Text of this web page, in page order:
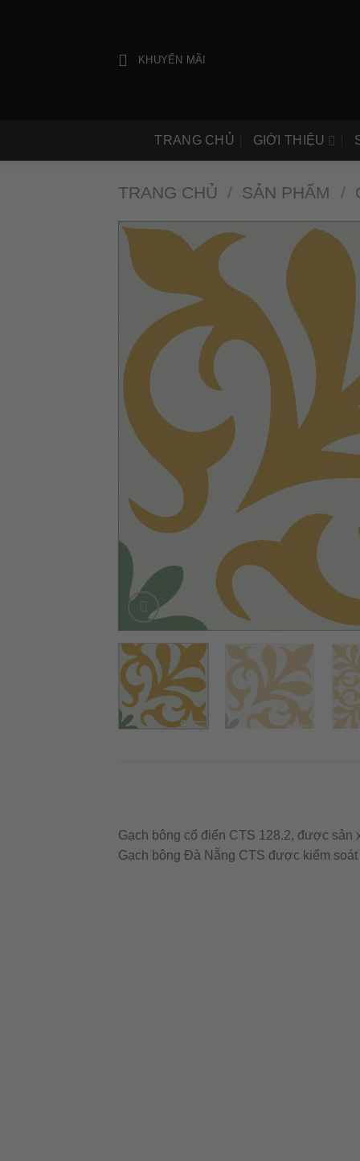
KHUYẾN MÃI
TRANG CHỦ GIỚI THIỆU
TRANG CHỦ / SẢN PHẨM /
Gạch bông cổ điển CTS 128.2, được
Gạch bông Đà Nẵng CTS được kiểm